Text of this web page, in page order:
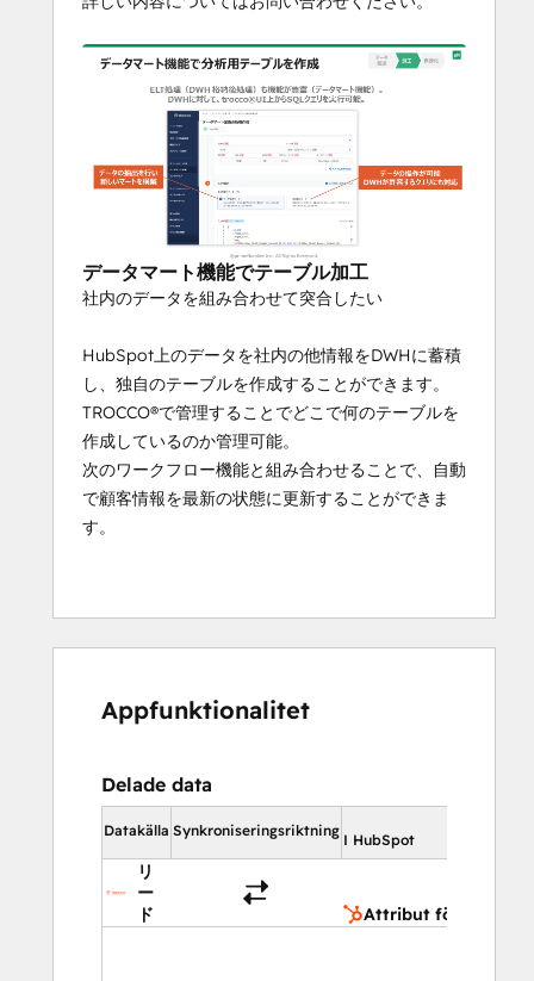
データマート機能でテーブル加工
社内のデータを組み合わせて突合したい
HubSpot上のデータを社内の他情報をDWHに蓄積
し、独自のテーブルを作成することができます。
TROCCO®で管理することでどこで何のテーブルを
作成しているのか管理可能。
次のワークフロー機能と組み合わせることで、自動
で顧客情報を最新の状態に更新することができま
す。
Appfunktionalitet
Delade data
Datakälla Synkroniseringsriktning
I HubSpot
リ
ー
ド
Attribut för affärer